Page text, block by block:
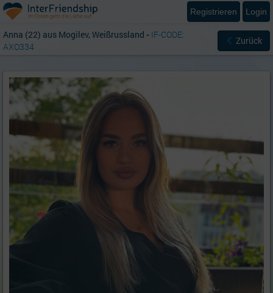
Anna (22) aus Mogilev, Weißrussland - IF-CODE:
AXO334
Zurück
Registrieren Login